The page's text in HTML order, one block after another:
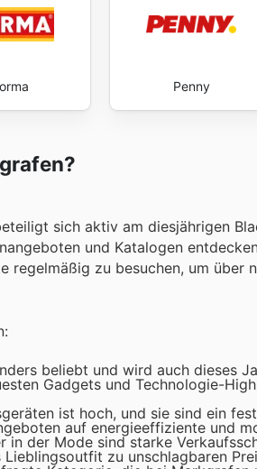
Penny
sich aktiv am diesjährigen
und Katalogen
zu besuchen, um über
beliebt und wird auch dieses
Gadgets und Technologie-
ist hoch, und sie sind ein
auf energieeffiziente und
in der Mode sind starke
zu unschlagbaren